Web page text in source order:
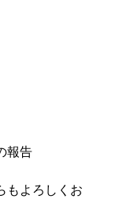
報告
もよろしくお